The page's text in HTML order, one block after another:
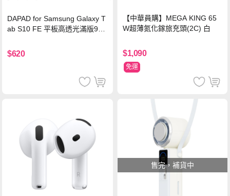
DAPAD for Samsung Galaxy T
ab S10 FE 平板高透光滿版9H
$620
【中華員購】MEGA KING 65
W超薄氮化鎵旅充頭(2C) 白
$1,090
免運
售完，補貨中